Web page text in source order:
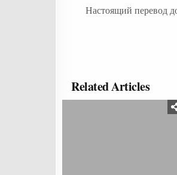
Настоящий перевод
Related Articles